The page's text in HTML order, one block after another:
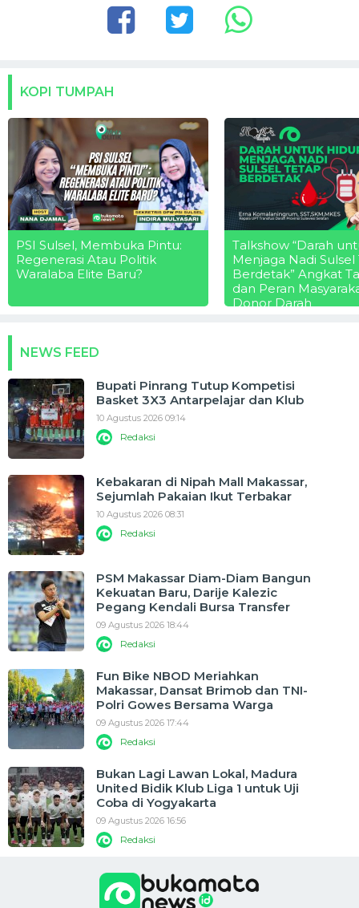
KOPI TUMPAH
PSI Sulsel, Membuka Pintu:
Regenerasi Atau Politik
Waralaba Elite Baru?
Talkshow “Darah
Menjaga Nadi Sulsel
Berdetak” Angkat
dan Peran
Donor Darah
NEWS FEED
Bupati Pinrang Tutup Kompetisi
Basket 3X3 Antarpelajar dan Klub
10 Agustus 2026 09:14
Redaksi
Kebakaran di Nipah Mall Makassar,
Sejumlah Pakaian Ikut Terbakar
10 Agustus 2026 08:31
Redaksi
PSM Makassar Diam-Diam Bangun
Kekuatan Baru, Darije Kalezic
Pegang Kendali Bursa Transfer
09 Agustus 2026 18:44
Redaksi
Fun Bike NBOD Meriahkan
Makassar, Dansat Brimob dan TNI-
Polri Gowes Bersama Warga
09 Agustus 2026 17:44
Redaksi
Bukan Lagi Lawan Lokal, Madura
United Bidik Klub Liga 1 untuk Uji
Coba di Yogyakarta
09 Agustus 2026 16:56
Redaksi